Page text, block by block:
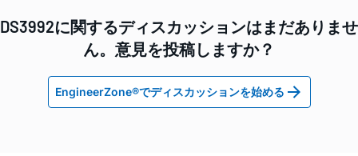
DS3992に関するディスカッションはまだありませ
ん。意見を投稿しますか？
EngineerZone®でディスカッションを始める